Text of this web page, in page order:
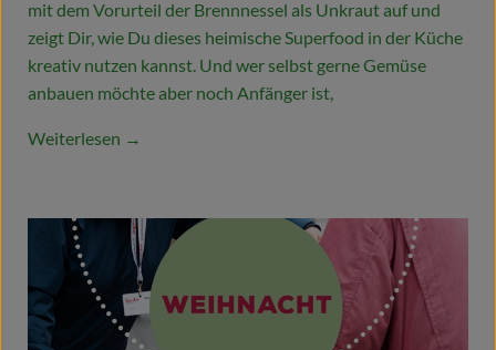
mit dem Vorurteil der Brennnessel als Unkraut auf und
zeigt Dir, wie Du dieses heimische Superfood in der Küche
kreativ nutzen kannst. Und wer selbst gerne Gemüse
anbauen möchte aber noch Anfänger ist,
Weiterlesen →